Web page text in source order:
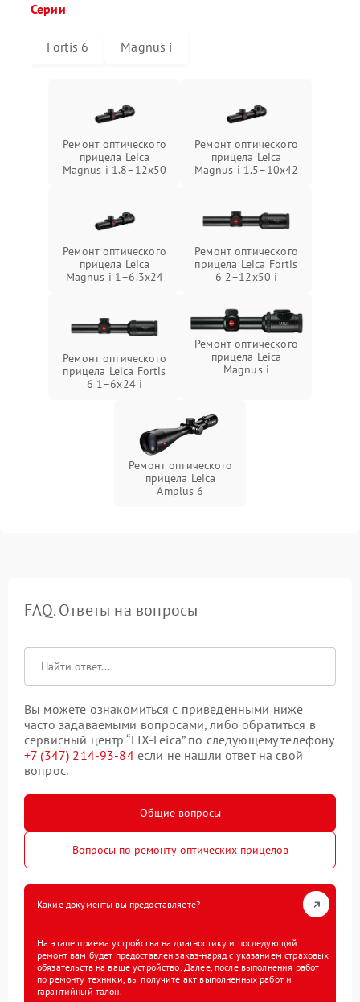
Серии
Fortis 6 Magnus i
Ремонт оптического
прицела Leica
Magnus i 1.8–12x50
Ремонт оптического
прицела Leica
Magnus i 1.5–10x42
Ремонт оптического
прицела Leica
Magnus i 1–6.3x24
Ремонт оптического
прицела Leica Fortis
6 2–12x50 i
Ремонт оптического
прицела Leica Fortis
6 1–6x24 i
Ремонт оптического
прицела Leica
Magnus i
Ремонт оптического
прицела Leica
Amplus 6
FAQ. Ответы на вопросы
Вы можете ознакомиться с приведенными ниже
часто задаваемыми вопросами, либо обратиться в
сервисный центр “FIX-Leica” по следующему телефону
+7 (347) 214-93-84если не нашли ответ на свой
вопрос.
Общие вопросы
Вопросы по ремонту оптических прицелов
Какие документы вы предоставляете?
На этапе приема устройства на диагностику и последующий
ремонт вам будет предоставлен заказ-наряд с указанием страховых
обязательств на ваше устройство. Далее, после выполнения работ
по ремонту техники, вы получите акт выполненных работ и
гарантийный талон.